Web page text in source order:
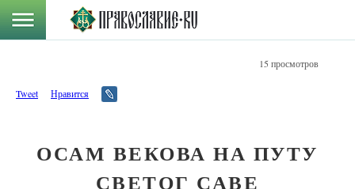
15 просмотров
Tweet Нравится
ОСАМ ВЕКОВА НА ПУТУ
СВЕТОГ САВЕ